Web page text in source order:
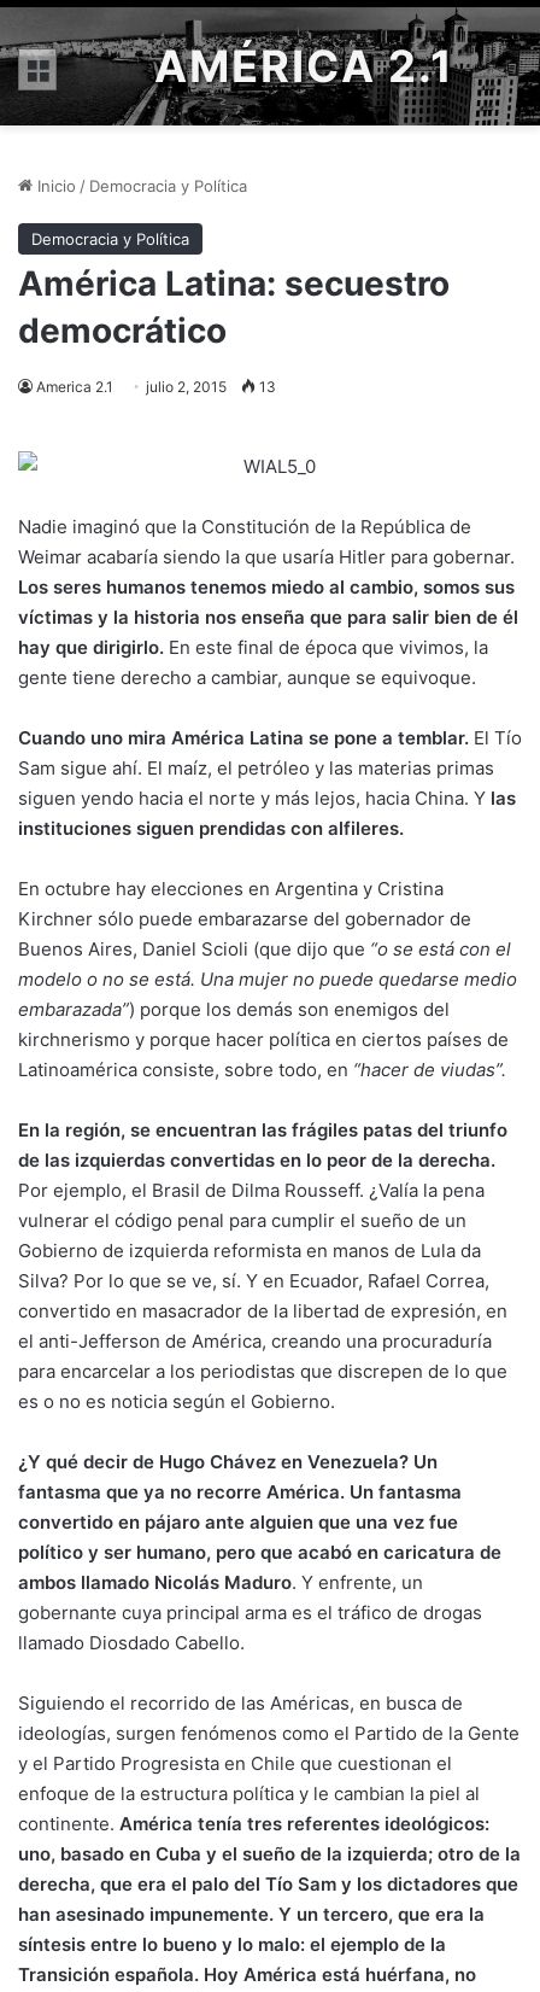
Menú AMÉRICA 2.1
Inicio / Democracia y Política
Democracia y Política
América Latina: secuestro
democrático
America 2.1 julio 2, 2015 13
Nadie imaginó que la Constitución de la República de
Weimar acabaría siendo la que usaría Hitler para gobernar.
Los seres humanos tenemos miedo al cambio, somos sus
víctimas y la historia nos enseña que para salir bien de él
hay que dirigirlo. En este final de época que vivimos, la
gente tiene derecho a cambiar, aunque se equivoque.
Cuando uno mira América Latina se pone a temblar. El Tío
Sam sigue ahí. El maíz, el petróleo y las materias primas
siguen yendo hacia el norte y más lejos, hacia China. Y las
instituciones siguen prendidas con alfileres.
En octubre hay elecciones en Argentina y Cristina
Kirchner sólo puede embarazarse del gobernador de
Buenos Aires, Daniel Scioli (que dijo que “o se está con el
modelo o no se está. Una mujer no puede quedarse medio
embarazada”) porque los demás son enemigos del
kirchnerismo y porque hacer política en ciertos países de
Latinoamérica consiste, sobre todo, en “hacer de viudas”.
En la región, se encuentran las frágiles patas del triunfo
de las izquierdas convertidas en lo peor de la derecha.
Por ejemplo, el Brasil de Dilma Rousseff. ¿Valía la pena
vulnerar el código penal para cumplir el sueño de un
Gobierno de izquierda reformista en manos de Lula da
Silva? Por lo que se ve, sí. Y en Ecuador, Rafael Correa,
convertido en masacrador de la libertad de expresión, en
el anti-Jefferson de América, creando una procuraduría
para encarcelar a los periodistas que discrepen de lo que
es o no es noticia según el Gobierno.
¿Y qué decir de Hugo Chávez en Venezuela? Un
fantasma que ya no recorre América. Un fantasma
convertido en pájaro ante alguien que una vez fue
político y ser humano, pero que acabó en caricatura de
ambos llamado Nicolás Maduro. Y enfrente, un
gobernante cuya principal arma es el tráfico de drogas
llamado Diosdado Cabello.
Siguiendo el recorrido de las Américas, en busca de
ideologías, surgen fenómenos como el Partido de la Gente
y el Partido Progresista en Chile que cuestionan el
enfoque de la estructura política y le cambian la piel al
continente. América tenía tres referentes ideológicos:
uno, basado en Cuba y el sueño de la izquierda; otro de la
derecha, que era el palo del Tío Sam y los dictadores que
han asesinado impunemente. Y un tercero, que era la
síntesis entre lo bueno y lo malo: el ejemplo de la
Transición española. Hoy América está huérfana, no